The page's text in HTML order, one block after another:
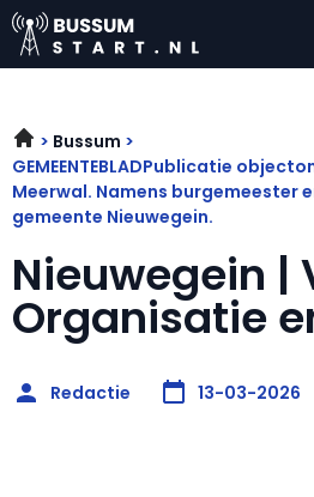
Bussum
GEMEENTEBLADPublicatie
Meerwal. Namens burgemeester
gemeente Nieuwegein.
Nieuwegein |
Organisatie
Redactie 13-03-2026